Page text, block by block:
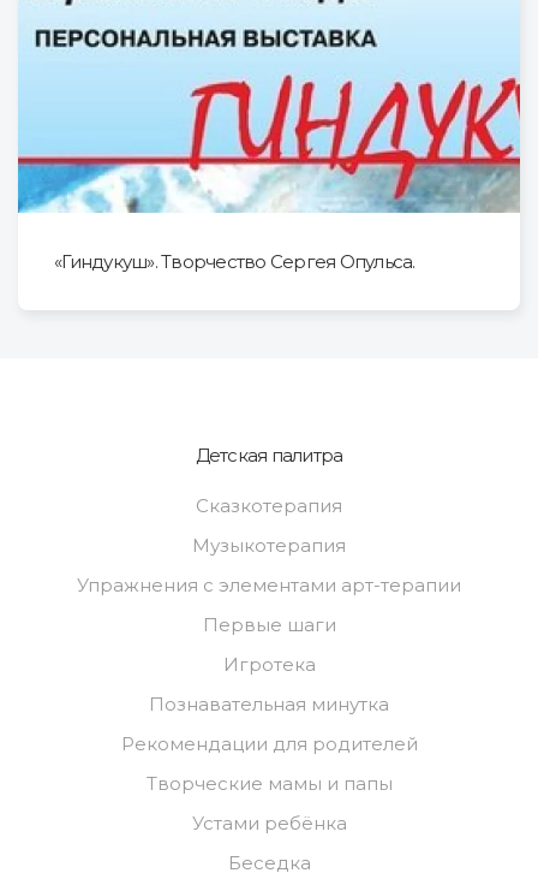
«Гиндукуш». Творчество Сергея Опульса.
Детская палитра
Сказкотерапия
Музыкотерапия
Упражнения с элементами арт-терапии
Первые шаги
Игротека
Познавательная минутка
Рекомендации для родителей
Творческие мамы и папы
Устами ребёнка
Беседка